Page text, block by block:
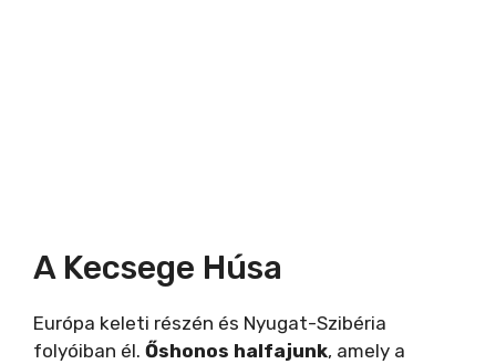
A Kecsege Húsa
Európa keleti részén és Nyugat-Szibéria
folyóiban él. Őshonos halfajunk, amely a